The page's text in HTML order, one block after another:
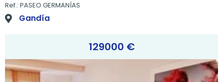
Ref.: PASEO GERMANÍAS
Gandía
129000 €